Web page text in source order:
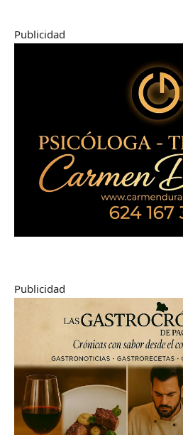
Publicidad
Publicidad